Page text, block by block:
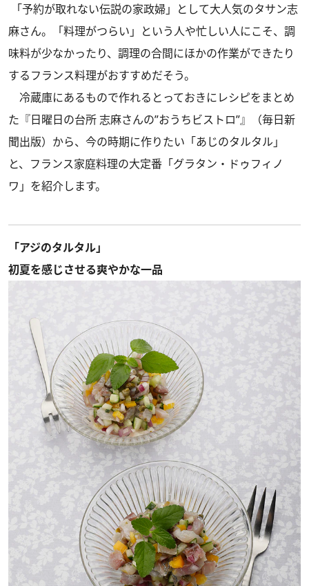
「予約が取れない伝説の家政婦」として大人気のタサン志
麻さん。「料理がつらい」という人や忙しい人にこそ、調
味料が少なかったり、調理の合間にほかの作業ができたり
するフランス料理がおすすめだそう。
冷蔵庫にあるもので作れるとっておきにレシピをまとめ
た『日曜日の台所 志麻さんの”おうちビストロ”』（毎日新
聞出版）から、今の時期に作りたい「あじのタルタル」
と、フランス家庭料理の大定番「グラタン・ドゥフィノ
ワ」を紹介します。
「アジのタルタル」
初夏を感じさせる爽やかな一品